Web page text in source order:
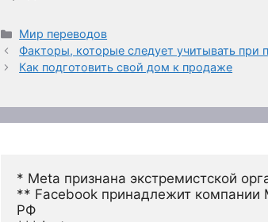
Рубрики
Мир переводов
Факторы, которые следует учитывать при
Как подготовить свой дом к продаже
* Meta признана экстремистской
** Facebook принадлежит компании
РФ